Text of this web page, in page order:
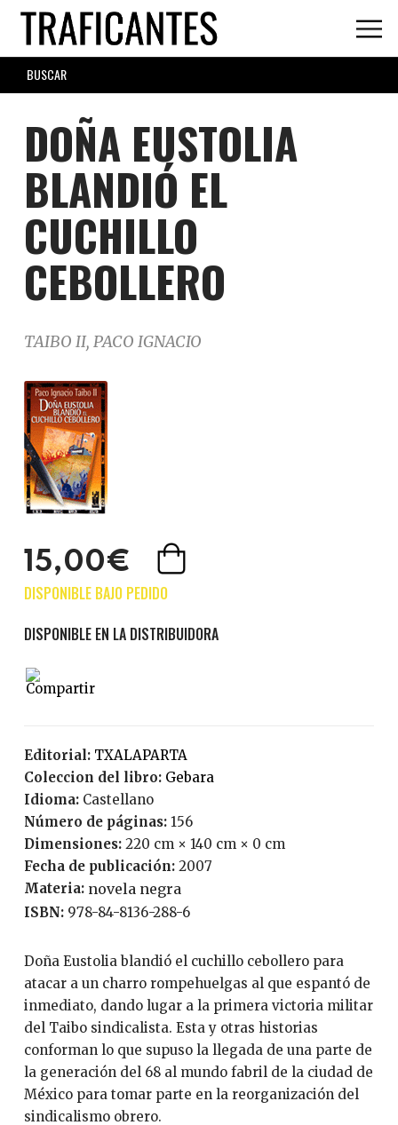
Skip
main
content
SEARCH
FORM
DOÑA EUSTOLIA
BLANDIÓ EL
CUCHILLO
CEBOLLERO
TAIBO II, PACO IGNACIO
15,00€
Editorial:
TXALAPARTA
Coleccion del libro:
Gebara
Idioma:
Castellano
Número de páginas: 156
Dimensiones: 220 cm × 140 cm × 0 cm
Fecha de publicación:
2007
Materia: novela negra
ISBN: 978-84-8136-288-6
Doña Eustolia blandió el cuchillo cebollero para
atacar a un charro rompehuelgas al que espantó de
inmediato, dando lugar a la primera victoria militar
del Taibo sindicalista. Esta y otras historias
conforman lo que supuso la llegada de una parte de
la generación del 68 al mundo fabril de la ciudad de
México para tomar parte en la reorganización del
sindicalismo obrero.